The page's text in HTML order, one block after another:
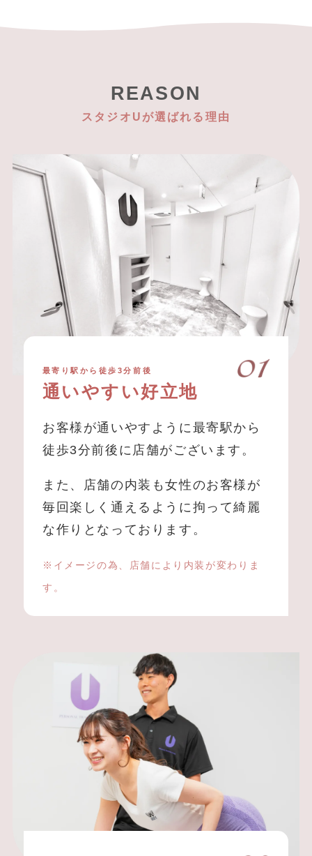
REASON
スタジオUが選ばれる理由
最寄り駅から徒歩3分前後
通いやすい好立地
お客様が通いやすように最寄駅から
徒歩3分前後に店舗がございます。
また、店舗の内装も女性のお客様が
毎回楽しく通えるように拘って綺麗
な作りとなっております。
※イメージの為、店舗により内装が変わりま
す。